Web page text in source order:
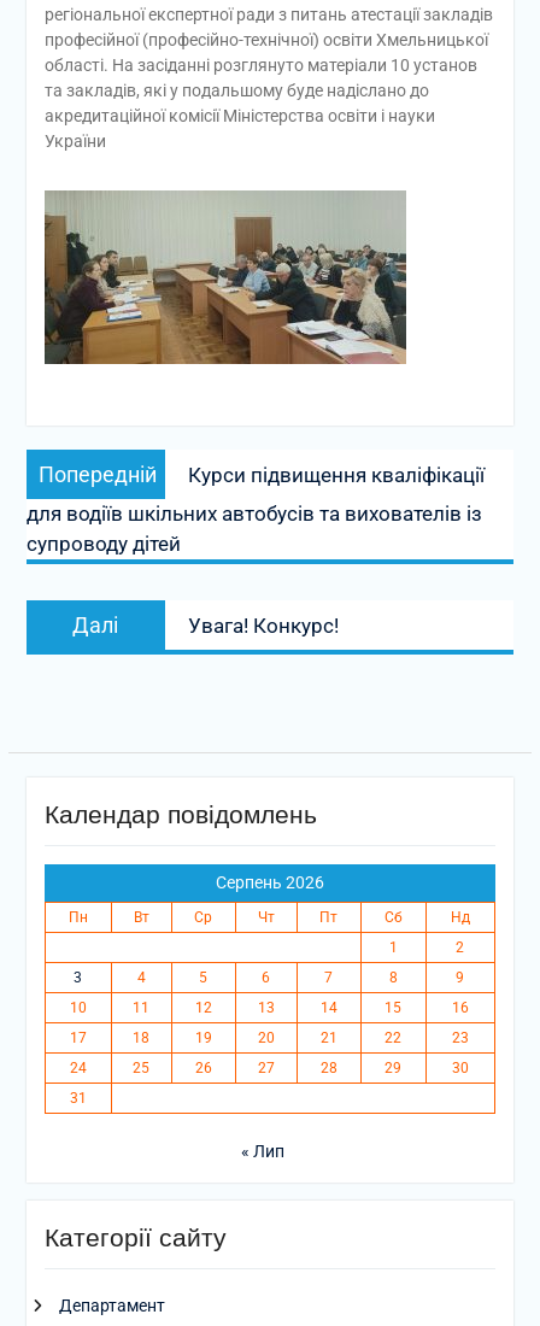
регіональної експертної ради з питань атестації закладів
професійної (професійно-технічної) освіти Хмельницької
області. На засіданні розглянуто матеріали 10 установ
та закладів, які у подальшому буде надіслано до
акредитаційної комісії Міністерства освіти і науки
України
Навігація
записів
Попередній
Попередній
запис:
Курси підвищення кваліфікації
для водіїв шкільних автобусів та вихователів із
супроводу дітей
Далі
запис:
Увага! Конкурс!
Календар повідомлень
Серпень 2026
Пн Вт Ср Чт Пт Сб
Нд
1
2
3
4 5 6 7 8
9
10
11 12 13 14 15
16
17
18 19 20 21 22
23
24
25 26 27 28 29
30
31
« Лип
Категорії сайту
Департамент